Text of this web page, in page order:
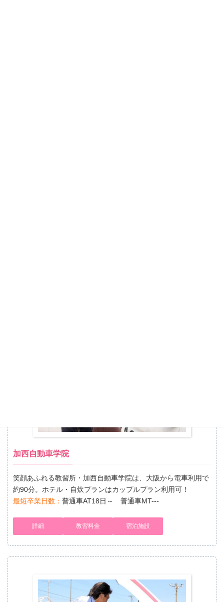
加西自動車学院
笑顔あふれる教習所・加西自動車学院は、大阪から電車利用で
約90分。ホテル・自炊プランはカップルプラン利用可！
最短卒業日数： 普通車AT18日～ 普通車MT---
詳細 教習料金 宿泊施設